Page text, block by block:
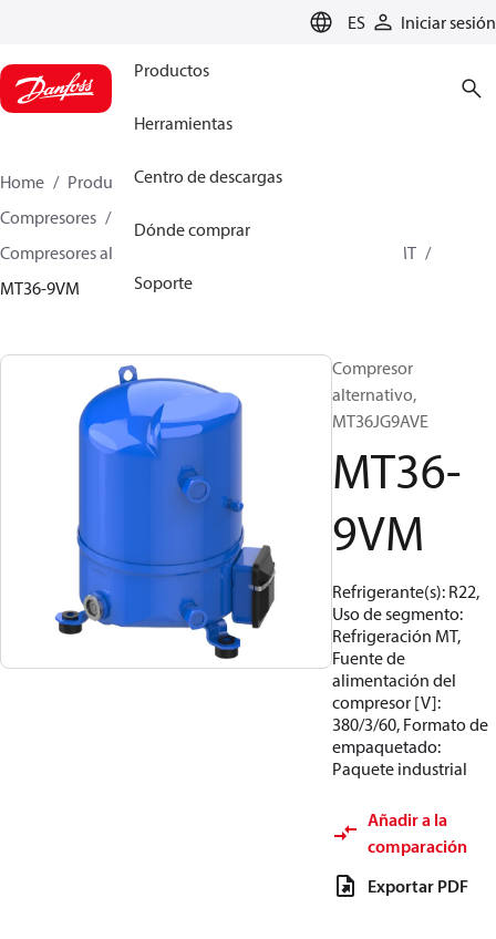
ES Iniciar sesión
Productos
Herramientas
Centro de descargas
Dónde comprar
Soporte
Home Productos
Climate Solutions for cooling
Compresores
Compresores alternativos para aire acondicionado
MT
MT36-9VM
Compresor
alternativo,
MT36JG9AVE
MT36-
9VM
Refrigerante(s): R22,
Uso de segmento:
Refrigeración MT,
Fuente de
alimentación del
compresor [V]:
380/3/60, Formato de
empaquetado:
Paquete industrial
Añadir a la
comparación
Exportar PDF